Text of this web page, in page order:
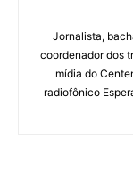
Jornalista,
coordenador dos
mídia do
radiofônico